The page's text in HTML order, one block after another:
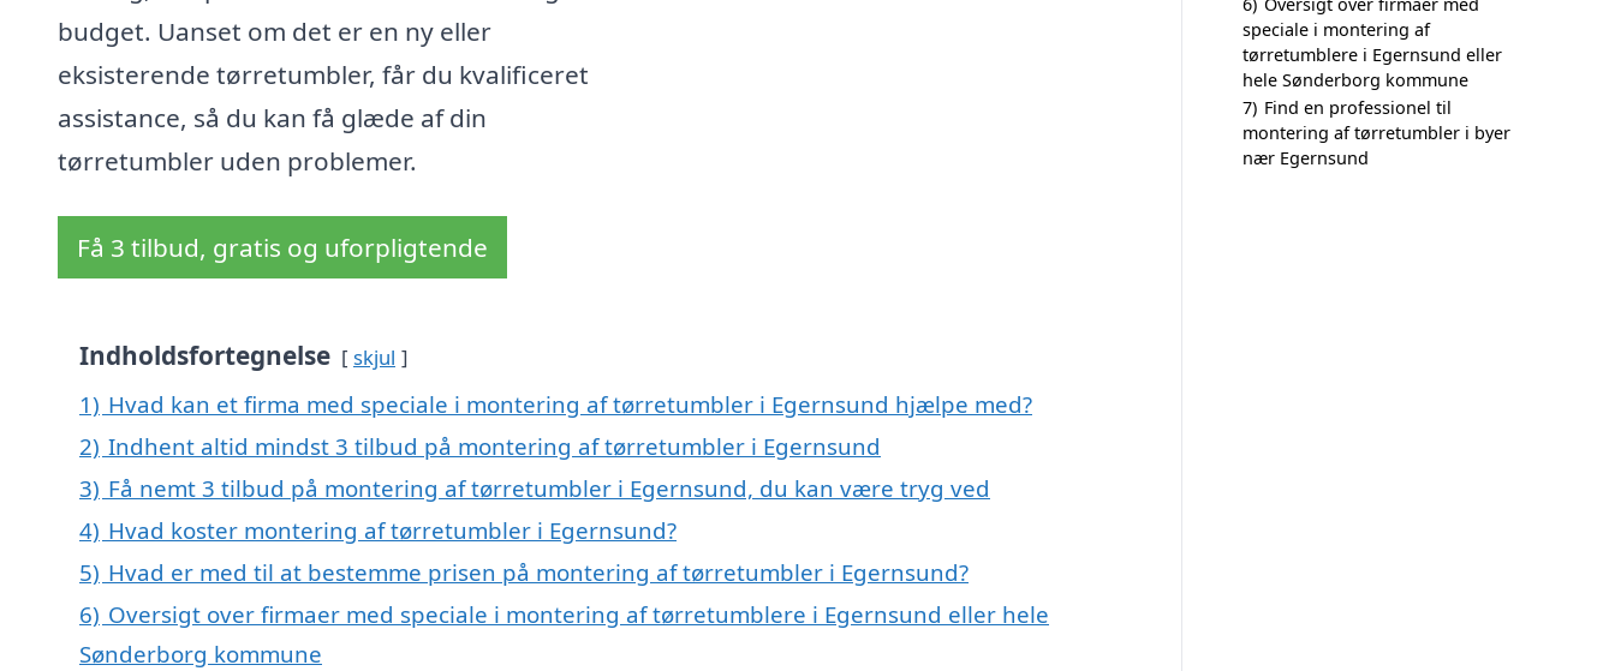
budget. Uanset om det er en ny eller
eksisterende tørretumbler, får du kvalificeret
assistance, så du kan få glæde af din
tørretumbler uden problemer.
Få 3 tilbud, gratis og uforpligtende
Indholdsfortegnelse skjul
1) Hvad kan et firma med speciale i montering af tørretumbler i Egernsund hjælpe med?
2) Indhent altid mindst 3 tilbud på montering af tørretumbler i Egernsund
3) Få nemt 3 tilbud på montering af tørretumbler i Egernsund, du kan være tryg ved
4) Hvad koster montering af tørretumbler i Egernsund?
5) Hvad er med til at bestemme prisen på montering af tørretumbler i Egernsund?
6) Oversigt over firmaer med speciale i montering af tørretumblere i Egernsund eller hele
Sønderborg kommune
speciale i montering af
tørretumblere i Egernsund eller
hele Sønderborg kommune
7) Find en professionel til
montering af tørretumbler i byer
nær Egernsund